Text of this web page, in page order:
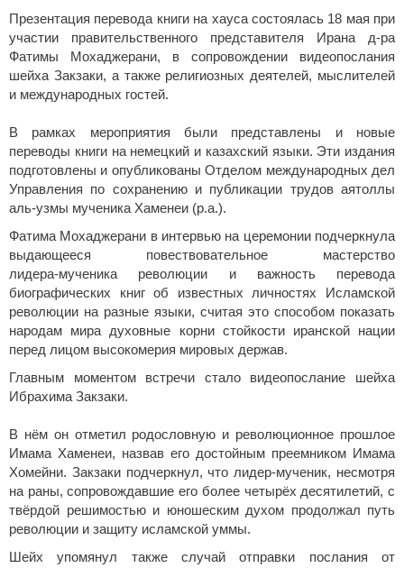
Презентация перевода книги на хауса состоялась 18 мая при
участии правительственного представителя Ирана д‑ра
Фатимы Мохаджерани, в сопровождении видеопослания
шейха Закзаки, а также религиозных деятелей, мыслителей
и международных гостей.
В рамках мероприятия были представлены и новые
переводы книги на немецкий и казахский языки. Эти издания
подготовлены и опубликованы Отделом международных дел
Управления по сохранению и публикации трудов аятоллы
аль‑узмы мученика Хаменеи (р.а.).
Фатима Мохаджерани в интервью на церемонии подчеркнула
выдающееся повествовательное мастерство
лидера‑мученика революции и важность перевода
биографических книг об известных личностях Исламской
революции на разные языки, считая это способом показать
народам мира духовные корни стойкости иранской нации
перед лицом высокомерия мировых держав.
Главным моментом встречи стало видеопослание шейха
Ибрахима Закзаки.
В нём он отметил родословную и революционное прошлое
Имама Хаменеи, назвав его достойным преемником Имама
Хомейни. Закзаки подчеркнул, что лидер‑мученик, несмотря
на раны, сопровождавшие его более четырёх десятилетий, с
твёрдой решимостью и юношеским духом продолжал путь
революции и защиту исламской уммы.
Шейх упомянул также случай отправки послания от